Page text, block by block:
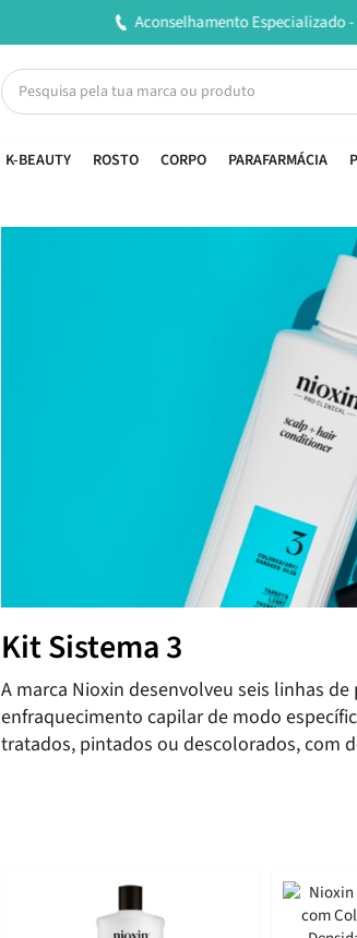
Entregas em 24H úteis.
K-BEAUTY ROSTO CORPO PARAFARMÁCIA
Kit Sistema 3
A marca Nioxin desenvolveu seis linhas
enfraquecimento capilar de modo
tratados, pintados ou descolorados, com